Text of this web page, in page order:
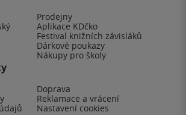
Prodejny
Aplikace KDčko
Festival knižních závisláků
Dárkové poukazy
Nákupy pro školy
Doprava
Reklamace a vrácení
Nastavení cookies